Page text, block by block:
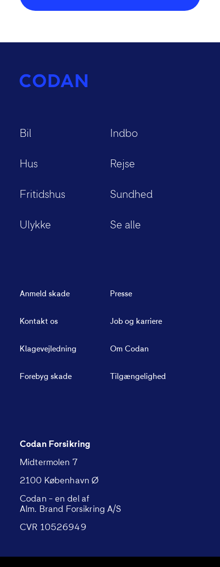
Bil Indbo
Hus Rejse
Fritidshus Sundhed
Ulykke Se alle
Anmeld skade
Kontakt os
Klagevejledning
Forebyg skade
Presse
Job og karriere
Om Codan
Tilgængelighed
Codan Forsikring
Midtermolen 7
2100 København Ø
Codan – en del af
Alm. Brand Forsikring A/S
CVR 10526949